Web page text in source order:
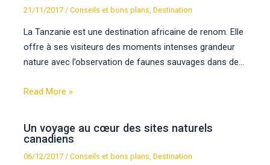
21/11/2017 /Conseils et bons plans ,Destination
La Tanzanie est une destination africaine de renom. Elle
offre à ses visiteurs des moments intenses grandeur
nature avec l’observation de faunes sauvages dans de…
Read More »
Un voyage au cœur des sites naturels
canadiens
06/12/2017 /Conseils et bons plans ,Destination